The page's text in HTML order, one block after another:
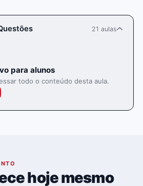
21 aulas
para alunos
todo o conteúdo desta aula.
hoje mesmo